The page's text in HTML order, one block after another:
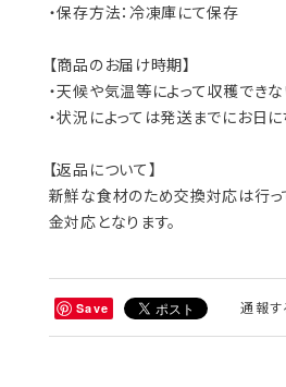
・保存方法：冷凍庫にて保存
【商品のお届け時期】
・天候や気温等によって収穫でき
・状況によっては発送までにお日に
【返品について】
新鮮な食材のため交換対応は行っ
金対応となります。
Save 通報す